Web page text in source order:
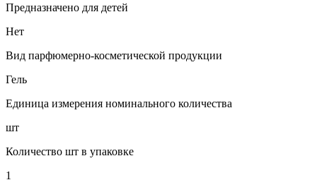
Предназначено для детей
Нет
Вид парфюмерно-косметической продукции
Гель
Единица измерения номинального количества
шт
Количество шт в упаковке
1